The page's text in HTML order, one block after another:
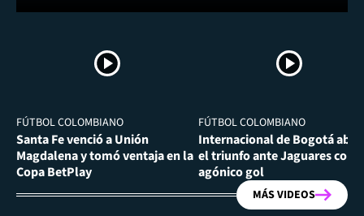
FÚTBOL COLOMBIANO
Santa Fe venció a Unión
Magdalena y tomó ventaja en la
Copa BetPlay
FÚTBOL COLOMBIANO
Internacional de Bogotá
el triunfo ante Jaguares con
agónico gol
MÁS VIDEOS